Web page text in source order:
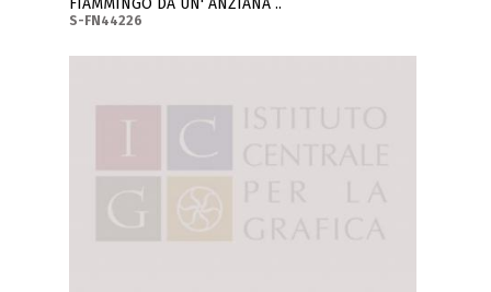
FIAMMINGO DA UN' ANZIANA ..
S-FN44226